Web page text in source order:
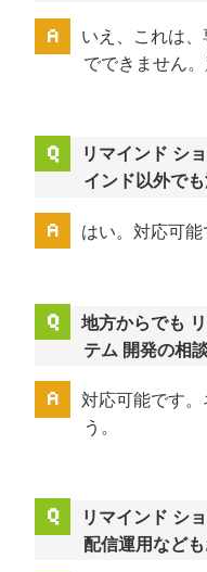
いえ、これは
でできません
リマインド シ
インド以外で
はい。対応可能
地方からでも
テム 開発の相
対応可能です
う。
リマインド シ
配信運用など